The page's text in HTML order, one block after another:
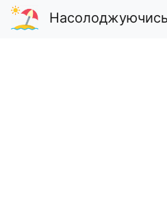
Насолоджуючись